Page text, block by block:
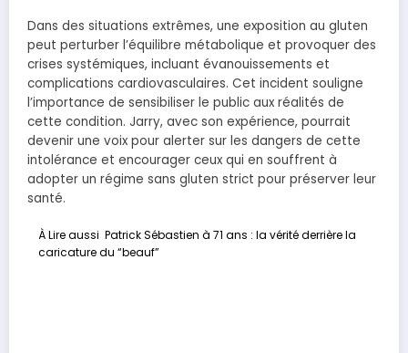
Dans des situations extrêmes, une exposition au gluten
peut perturber l’équilibre métabolique et provoquer des
crises systémiques, incluant évanouissements et
complications cardiovasculaires. Cet incident souligne
l’importance de sensibiliser le public aux réalités de
cette condition. Jarry, avec son expérience, pourrait
devenir une voix pour alerter sur les dangers de cette
intolérance et encourager ceux qui en souffrent à
adopter un régime sans gluten strict pour préserver leur
santé.
À Lire aussi Patrick Sébastien à 71 ans : la vérité derrière la
caricature du “beauf”